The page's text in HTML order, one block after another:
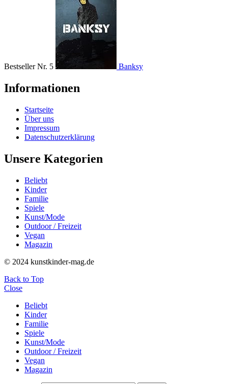
Bestseller Nr. 5 Banksy
Informationen
Startseite
Über uns
Impressum
Datenschutzerklärung
Unsere Kategorien
Beliebt
Kinder
Familie
Spiele
Kunst/Mode
Outdoor / Freizeit
Vegan
Magazin
© 2024 kunstkinder-mag.de
Back to Top
Close
Beliebt
Kinder
Familie
Spiele
Kunst/Mode
Outdoor / Freizeit
Vegan
Magazin